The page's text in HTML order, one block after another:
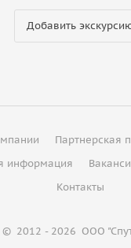
Добавить
Партнерская
информация
Контакты
© 2012 - 2026 ООО